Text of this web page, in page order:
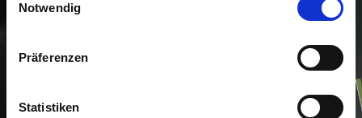
Notwendig
Präferenzen
Statistiken